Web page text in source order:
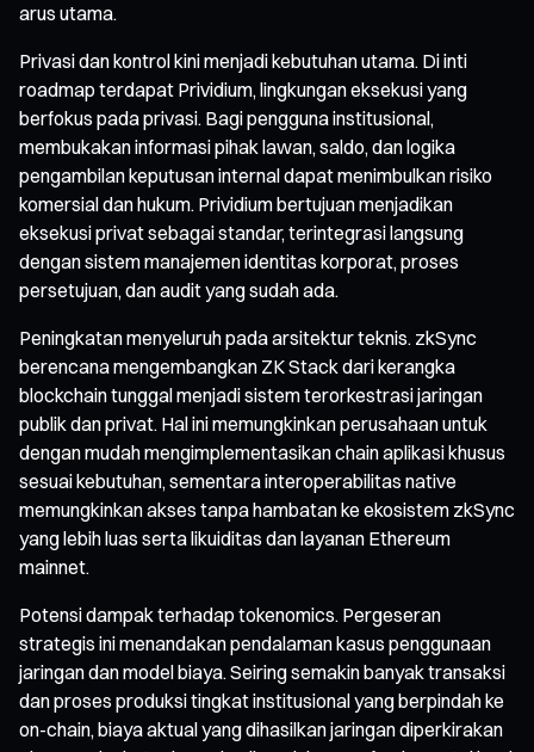
arus utama.
Privasi dan kontrol kini menjadi kebutuhan utama. Di inti
roadmap terdapat Prividium, lingkungan eksekusi yang
berfokus pada privasi. Bagi pengguna institusional,
membukakan informasi pihak lawan, saldo, dan logika
pengambilan keputusan internal dapat menimbulkan risiko
komersial dan hukum. Prividium bertujuan menjadikan
eksekusi privat sebagai standar, terintegrasi langsung
dengan sistem manajemen identitas korporat, proses
persetujuan, dan audit yang sudah ada.
Peningkatan menyeluruh pada arsitektur teknis. zkSync
berencana mengembangkan ZK Stack dari kerangka
blockchain tunggal menjadi sistem terorkestrasi jaringan
publik dan privat. Hal ini memungkinkan perusahaan untuk
dengan mudah mengimplementasikan chain aplikasi khusus
sesuai kebutuhan, sementara interoperabilitas native
memungkinkan akses tanpa hambatan ke ekosistem zkSync
yang lebih luas serta likuiditas dan layanan Ethereum
mainnet.
Potensi dampak terhadap tokenomics. Pergeseran
strategis ini menandakan pendalaman kasus penggunaan
jaringan dan model biaya. Seiring semakin banyak transaksi
dan proses produksi tingkat institusional yang berpindah ke
on-chain, biaya aktual yang dihasilkan jaringan diperkirakan